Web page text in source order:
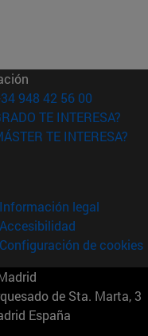
948 42 56 00
TE INTERESA?
TE INTERESA?
Información legal
Accesibilidad
Configuración de cookies
de Sta. Marta, 3
España